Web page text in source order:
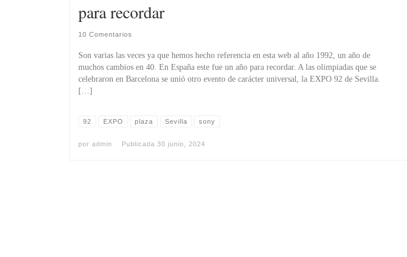
para recordar
10 Comentarios
Son varias las veces ya que hemos hecho referencia en esta web al año 1992, un año de
muchos cambios en 40. En España este fue un año para recordar. A las olimpiadas que se
celebraron en Barcelona se unió otro evento de carácter universal, la EXPO 92 de Sevilla.
[…]
92 EXPO plaza Sevilla sony
por admin Publicada 30 junio, 2024